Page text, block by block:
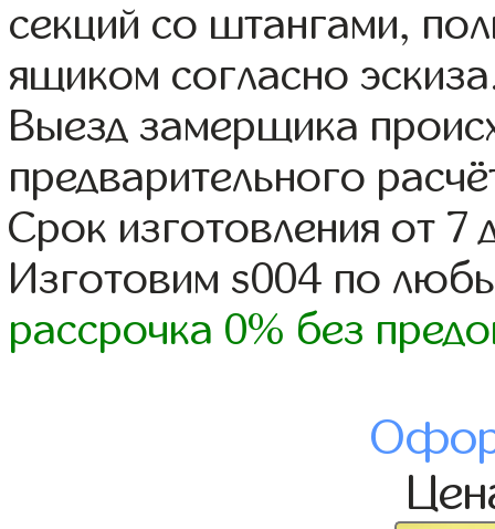
секций со штангами,
ящиком согласно
Выезд замерщика
предварительного
Срок изготовления от 7
Изготовим s004 по
рассрочка 0% без